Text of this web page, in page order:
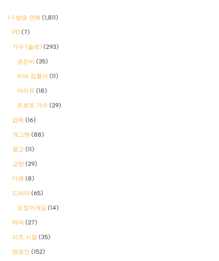
1-1 방송 연예 (1,811)
PD (7)
가수 (솔로) (293)
권은비 (35)
비비 김형서 (11)
아이유 (18)
트로트 가수 (29)
감독 (16)
개그맨 (88)
광고 (11)
교양 (29)
다큐 (8)
드라마 (65)
오징어게임 (14)
래퍼 (27)
리즈 시절 (35)
방송인 (152)